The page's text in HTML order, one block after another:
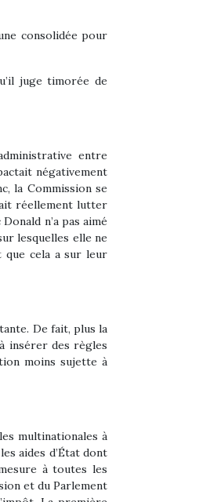
consolidée pour
juge timorée de
entre
négativement
la Commission se
réellement lutter
n’a pas aimé
lesquelles elle ne
que cela a sur leur
De fait, plus la
insérer des règles
moins sujette à
multinationales à
aides d’État dont
à toutes les
et du Parlement